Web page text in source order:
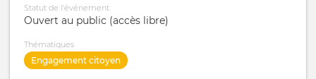
Statut de l'événement
Ouvert au public (accès libre)
Thématiques
Engagement citoyen